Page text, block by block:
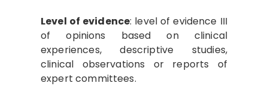
Level of evidence: level of evidence III
of opinions based on clinical
experiences, descriptive studies,
clinical observations or reports of
expert committees.